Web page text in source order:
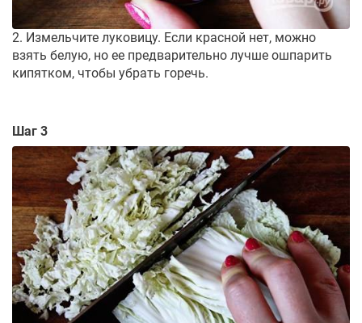
2. Измельчите луковицу. Если красной нет, можно
взять белую, но ее предварительно лучше ошпарить
кипятком, чтобы убрать горечь.
Шаг 3